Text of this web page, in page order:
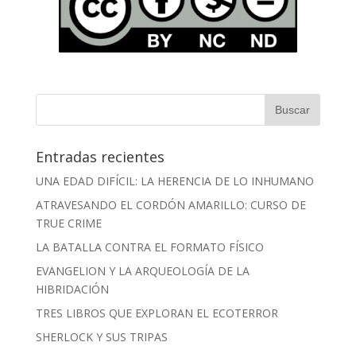
Entradas recientes
UNA EDAD DIFÍCIL: LA HERENCIA DE LO INHUMANO
ATRAVESANDO EL CORDÓN AMARILLO: CURSO DE
TRUE CRIME
LA BATALLA CONTRA EL FORMATO FÍSICO
EVANGELION Y LA ARQUEOLOGÍA DE LA
HIBRIDACIÓN
TRES LIBROS QUE EXPLORAN EL ECOTERROR
SHERLOCK Y SUS TRIPAS